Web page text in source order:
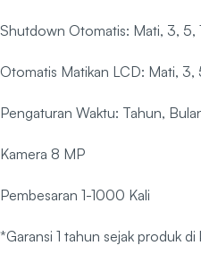
Shutdown Otomatis: Mati, 3, 5,
Otomatis Matikan LCD: Mati, 3,
Pengaturan Waktu: Tahun,
Kamera 8 MP
Pembesaran 1-1000 Kali
*Garansi 1 tahun sejak produk di